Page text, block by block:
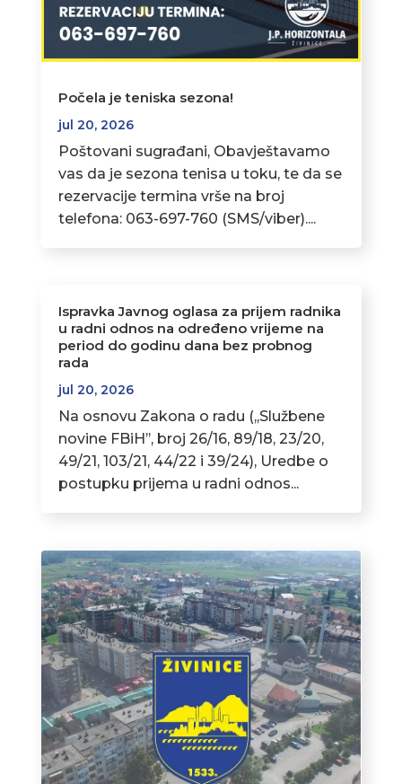
Počela je teniska sezona!
jul 20, 2026
Poštovani sugrađani, Obavještavamo
vas da je sezona tenisa u toku, te da se
rezervacije termina vrše na broj
telefona: 063-697-760 (SMS/viber)....
Ispravka Javnog oglasa za prijem radnika
u radni odnos na određeno vrijeme na
period do godinu dana bez probnog
rada
jul 20, 2026
Na osnovu Zakona o radu (,,Službene
novine FBiH’’, broj 26/16, 89/18, 23/20,
49/21, 103/21, 44/22 i 39/24), Uredbe o
postupku prijema u radni odnos...